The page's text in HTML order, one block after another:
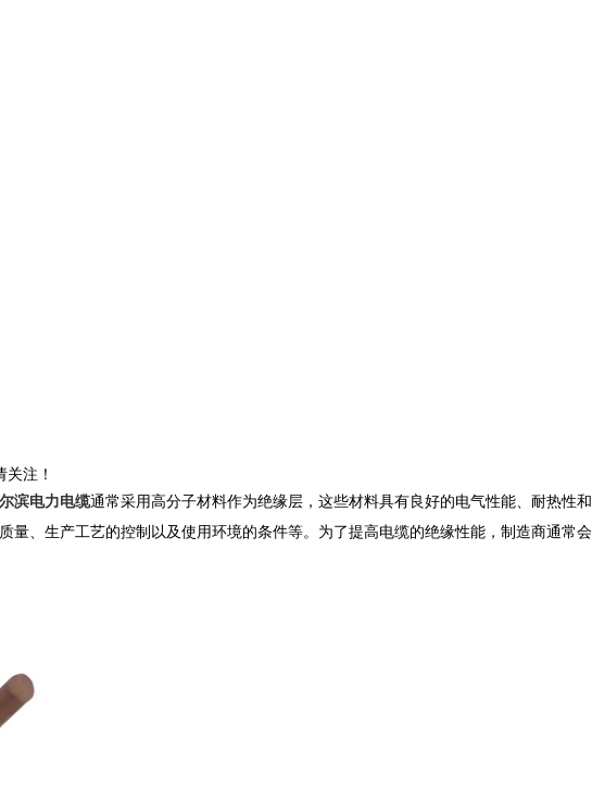
注！
滨电力电缆通常采用高分子材料作为绝缘层，这些材料具有良好的电气性能、耐热性和
、生产工艺的控制以及使用环境的条件等。为了提高电缆的绝缘性能，制造商通常会